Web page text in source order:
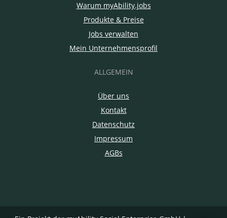
Warum myAbility.jobs
Produkte & Preise
Jobs verwalten
Mein Unternehmensprofil
ALLGEMEIN
Über uns
Kontakt
Datenschutz
Impressum
AGBs